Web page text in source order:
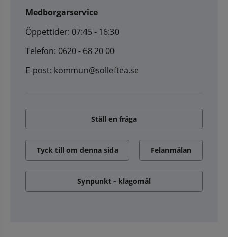
Medborgarservice
Öppettider: 07:45 - 16:30
Telefon: 0620 - 68 20 00
E-post: kommun@solleftea.se
Ställ en fråga
Tyck till om denna sida Felanmälan
Synpunkt - klagomål